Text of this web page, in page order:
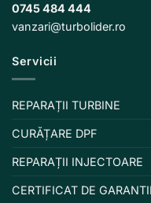
0745 484 444
vanzari@turbolider.ro
Servicii
REPARAȚII TURBINE
CURĂȚARE DPF
REPARAȚII INJECTOARE
CERTIFICAT DE